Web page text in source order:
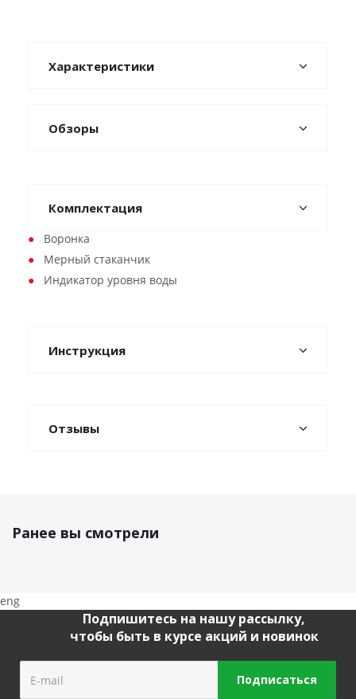
Характеристики
Обзоры
Комплектация
Воронка
Мерный стаканчик
Индикатор уровня воды
Инструкция
Отзывы
Ранее вы смотрели
eng
Подпишитесь на нашу рассылку,
чтобы быть в курсе акций и новинок
Подписаться